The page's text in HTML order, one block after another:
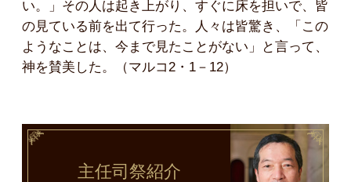
い。」その人は起き上がり、すぐに床を担いで、皆
の見ている前を出て行った。人々は皆驚き、「この
ようなことは、今まで見たことがない」と言って、
神を賛美した。（マルコ2・1－12）
主任司祭紹介